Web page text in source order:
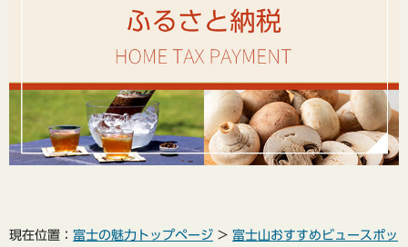
現在位置： 富士の魅力トップページ > 富士山おすすめビュースポッ